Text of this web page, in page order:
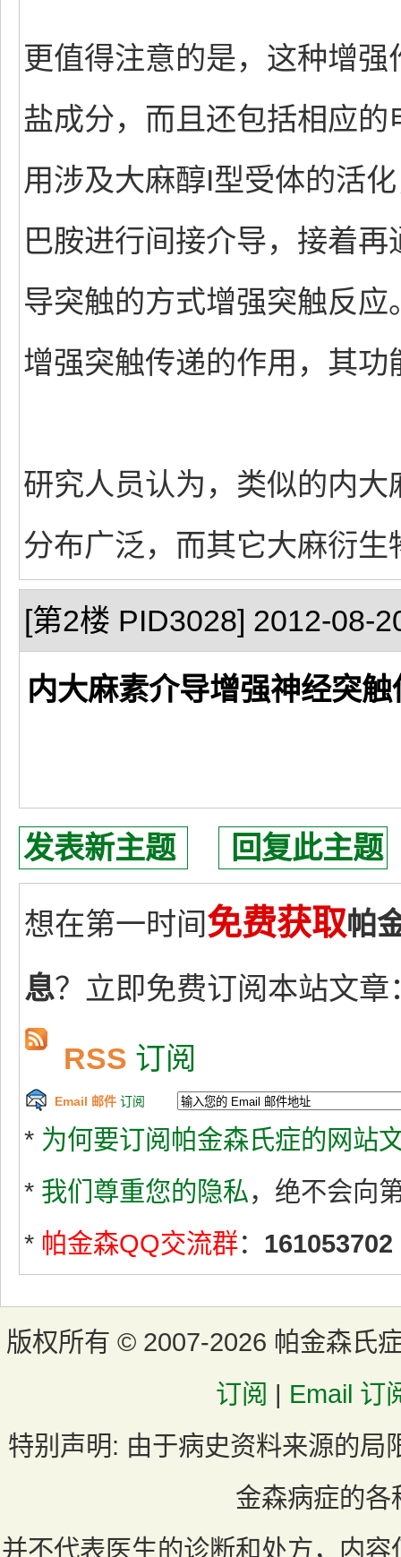
更值得注意的是，这种增
盐成分，而且还包括相应
用涉及大麻醇I型受体的活
巴胺进行间接介导，接着
导突触的方式增强突触反
增强突触传递的作用，其
研究人员认为，类似的内
分布广泛，而其它大麻衍
[第2楼 PID3028] 2012-08-
内大麻素介导增强神经突
发表新主题 回复此主题
想在第一时间免费获取帕
息？立即免费订阅本站文章
RSS 订阅
Email 邮件 订阅
* 为何要订阅帕金森氏症的网站
* 我们尊重您的隐私，绝不会向
* 帕金森QQ交流群： 161053702
版权所有 © 2007-2026 帕金森氏
订阅 | Email 订
特别声明: 由于病史资料来源的局
金森病症的各
并不代表医生的诊断和处方，内